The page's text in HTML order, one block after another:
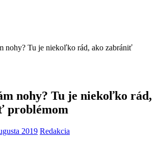
nohy? Tu je niekoľko rád, ako zabrániť
nohy? Tu je niekoľko rád,
problémom
2019 Redakcia